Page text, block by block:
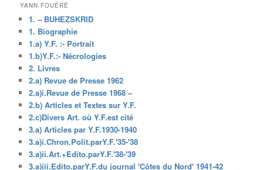
YANN FOUÉRÉ
1. – BUHEZSKRID
1. Biographie
1.a) Y.F. :- Portrait
1.b)Y.F.:- Nécrologies
2. Livres
2.a) Revue de Presse 1962
2.a)i.Revue de Presse 1968 –
2.b) Articles et Textes sur Y.F.
2.c)Divers Art. où Y.F.est cité
3.a) Articles par Y.F.1930-1940
3.a)i.Chron.Polit.parY.F.'35-'38
3.a)ii.Art.+Edito.parY.F.'38-'39
3.a)iii.Edito.parY.F.du journal 'Côtes du Nord' 1941-42